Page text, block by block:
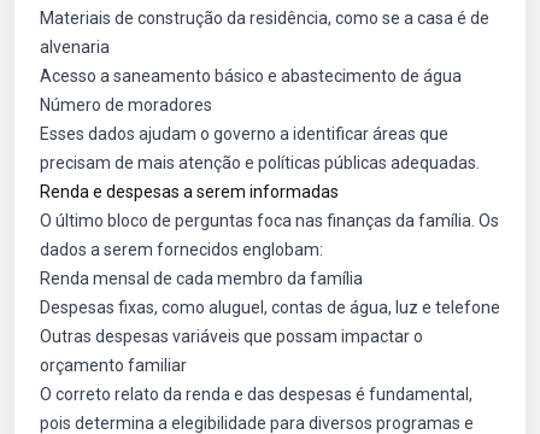
Materiais de construção da residência, como se a casa é de
alvenaria
Acesso a saneamento básico e abastecimento de água
Número de moradores
Esses dados ajudam o governo a identificar áreas que
precisam de mais atenção e políticas públicas adequadas.
Renda e despesas a serem informadas
O último bloco de perguntas foca nas finanças da família. Os
dados a serem fornecidos englobam:
Renda mensal de cada membro da família
Despesas fixas, como aluguel, contas de água, luz e telefone
Outras despesas variáveis que possam impactar o
orçamento familiar
O correto relato da renda e das despesas é fundamental,
pois determina a elegibilidade para diversos programas e